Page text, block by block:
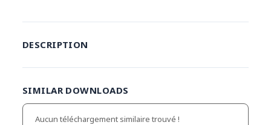
DESCRIPTION
SIMILAR DOWNLOADS
Aucun téléchargement similaire trouvé !